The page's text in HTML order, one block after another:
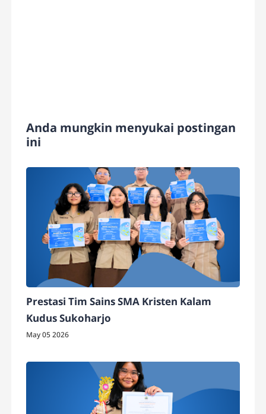
Anda mungkin menyukai postingan
ini
Prestasi Tim Sains SMA Kristen Kalam
Kudus Sukoharjo
May 05 2026